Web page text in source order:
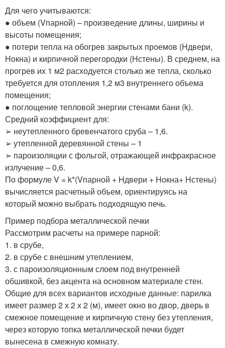
Для чего учитываются:
● объем (Vпарной) – произведение длины, ширины и
высоты помещения;
● потери тепла на обогрев закрытых проемов (Hдвери,
Hокна) и кирпичной перегородки (Hстены). В среднем, на
прогрев их 1 м2 расходуется столько же тепла, сколько
требуется для отопления 1,2 м3 внутреннего объема
помещения;
● поглощение тепловой энергии стенами бани (k).
Средний коэффициент для:
➢ неутепленного бревенчатого сруба – 1,6.
➢ утепленной деревянной стены – 1
➢ пароизоляции с фольгой, отражающей инфракрасное
излучение – 0,6.
По формуле V = k*(Vпарной + Hдвери + Hокна+ Hстены)
вычисляется расчетный объем, ориентируясь на
который можно выбрать подходящую печь.
Пример подбора металлической печки
Рассмотрим расчеты на примере парной:
1. в срубе,
2. в срубе с внешним утеплением,
3. с пароизоляционным слоем под внутренней
обшивкой, без акцента на основном материале стен.
Общие для всех вариантов исходные данные: парилка
имеет размер 2 х 2 х 2 (м), имеет окно во двор, дверь в
смежное помещение и кирпичную стену без утепления,
через которую топка металлической печки будет
вынесена в смежную комнату.